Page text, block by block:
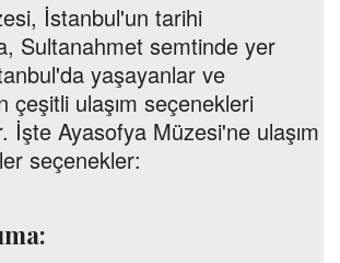
İstanbul'un tarihi
Sultanahmet semtinde yer
yaşayanlar ve
çeşitli ulaşım seçenekleri
İşte Ayasofya Müzesi'ne ulaşım
seçenekler: